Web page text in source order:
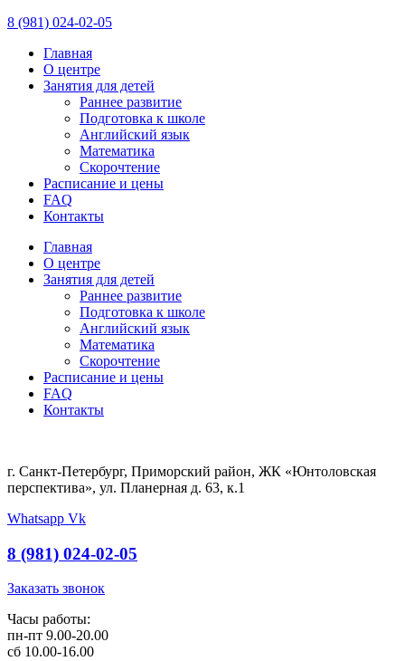
8 (981) 024-02-05
Главная
О центре
Занятия для детей
Раннее развитие
Подготовка к школе
Английский язык
Математика
Скорочтение
Расписание и цены
FAQ
Контакты
Главная
О центре
Занятия для детей
Раннее развитие
Подготовка к школе
Английский язык
Математика
Скорочтение
Расписание и цены
FAQ
Контакты
г. Санкт-Петербург, Приморский район, ЖК «Юнтоловская
перспектива», ул. Планерная д. 63, к.1
Whatsapp Vk
8 (981) 024-02-05
Заказать звонок
Часы работы:
пн-пт 9.00-20.00
сб 10.00-16.00